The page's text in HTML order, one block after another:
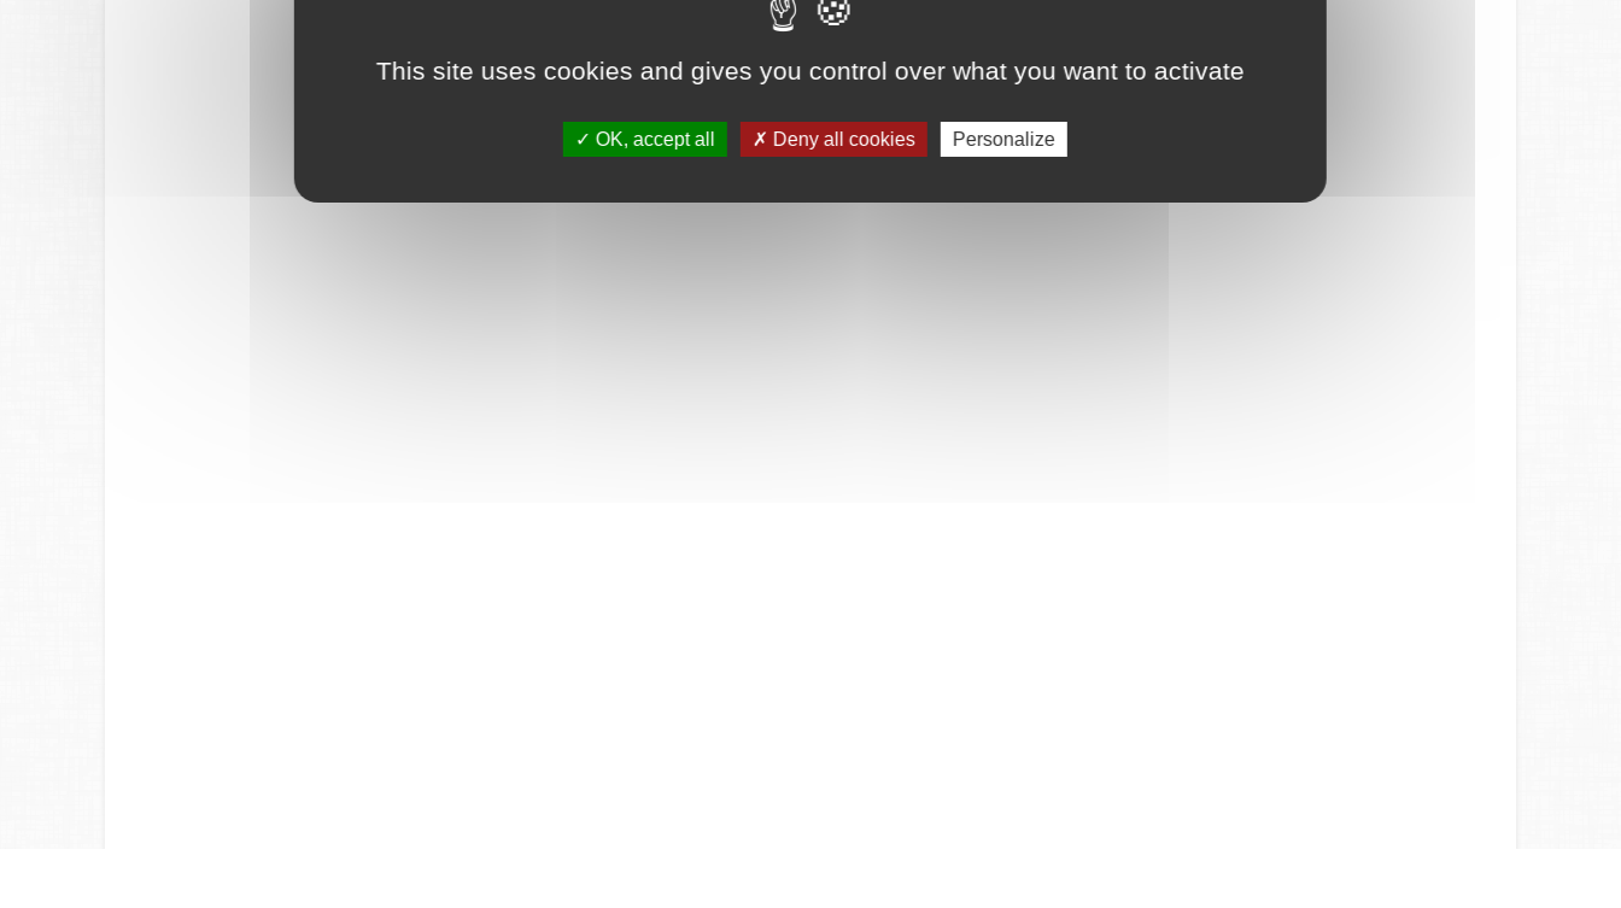
This site uses cookies and gives you control over what you want to activate
OK, accept all Deny all cookies Personalize